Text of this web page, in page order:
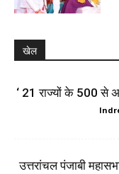
खेल
‘ 21 राज्यों के 500 से
उत्तरांचल पंजाबी